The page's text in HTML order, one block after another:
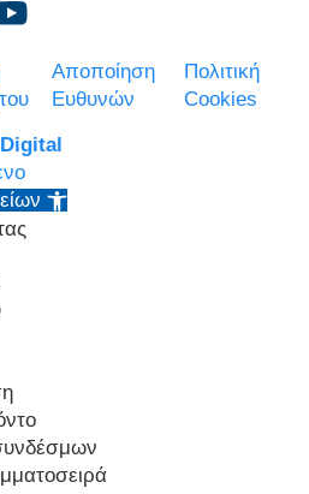
Αποποίηση
Ευθυνών
Πολιτική
Cookies